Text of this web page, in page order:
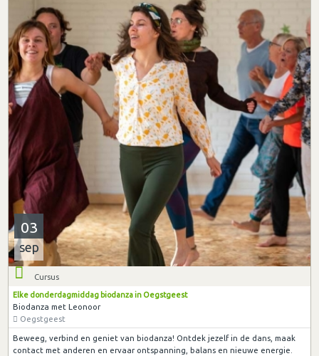
03
sep
Cursus
Elke donderdagmiddag biodanza in Oegstgeest
Biodanza met Leonoor
Oegstgeest
Beweeg, verbind en geniet van biodanza! Ontdek jezelf in de dans, maak
contact met anderen en ervaar ontspanning, balans en nieuwe energie.